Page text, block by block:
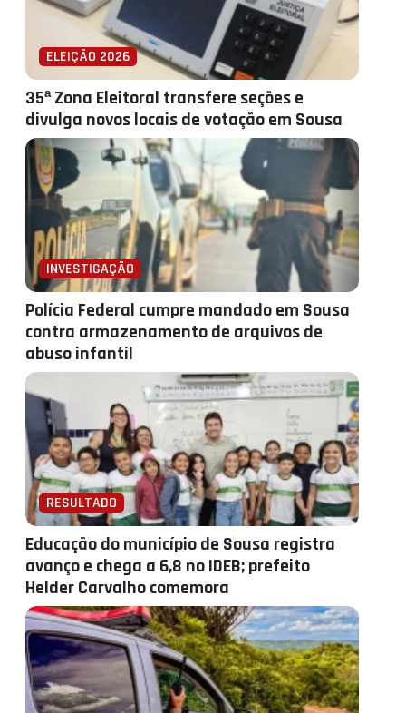
ELEIÇÃO 2026
35ª Zona Eleitoral transfere seções e
divulga novos locais de votação em Sousa
INVESTIGAÇÃO
Polícia Federal cumpre mandado em Sousa
contra armazenamento de arquivos de
abuso infantil
RESULTADO
Educação do município de Sousa registra
avanço e chega a 6,8 no IDEB; prefeito
Helder Carvalho comemora